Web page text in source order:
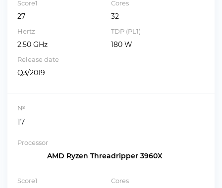
Score1
27
Cores
32
Hertz
2.50 GHz
TDP (PL1)
180 W
Release date
Q3/2019
№
17
Processor
AMD Ryzen Threadripper 3960X
Score1 Cores